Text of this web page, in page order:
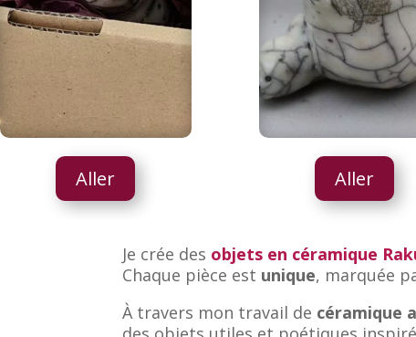
Aller Aller
Je crée des objets en céramique
Chaque pièce est unique, marquée
À travers mon travail de céramique